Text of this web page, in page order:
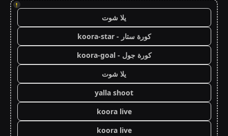
!
يلا شوت
كورة ستار - koora-star
كورة جول - koora-goal
يلا شوت
yalla shoot
koora live
koora live